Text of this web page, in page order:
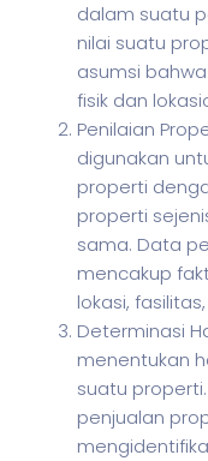
dalam suatu
nilai suatu
asumsi
fisik dan
Penilaian
digunakan
properti
properti
sama. Data
mencakup
lokasi,
Determinasi
menentukan
suatu
penjualan